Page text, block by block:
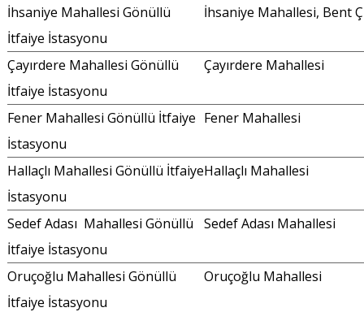
İhsaniye Mahallesi Gönüllü
İtfaiye İstasyonu
İhsaniye Mahallesi, Bent
Çayırdere Mahallesi Gönüllü
İtfaiye İstasyonu
Çayırdere Mahallesi
Fener Mahallesi Gönüllü İtfaiye
İstasyonu
Fener Mahallesi
Hallaçlı Mahallesi Gönüllü İtfaiye
İstasyonu
Hallaçlı Mahallesi
Sedef Adası Mahallesi Gönüllü
İtfaiye İstasyonu
Sedef Adası Mahallesi
Oruçoğlu Mahallesi Gönüllü
İtfaiye İstasyonu
Oruçoğlu Mahallesi